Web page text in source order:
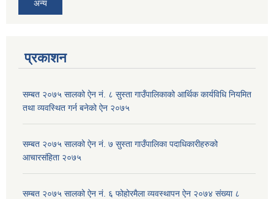
अन्य
प्रकाशन
सम्बत २०७५ सालको ऐन नं. ८ सुस्ता गाउँपालिकाको आर्थिक कार्यविधि नियमित
तथा व्यवस्थित गर्न बनेको ऐन २०७५
सम्बत २०७५ सालको ऐन नं. ७ सुस्ता गाउँपालिका पदाधिकारीहरुको
आचारसंहिता २०७५
सम्बत २०७५ सालको ऐन नं. ६ फोहोरमैला व्यवस्थापन ऐन २०७४ संख्या ८